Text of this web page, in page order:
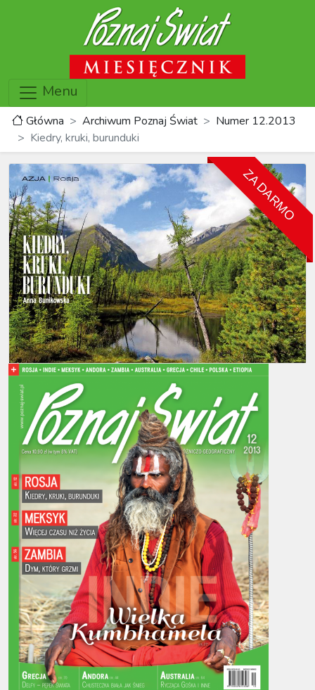
Menu
Główna Archiwum Poznaj Świat
Numer 12.2013
Kiedry, kruki, burunduki
ZA DARMO